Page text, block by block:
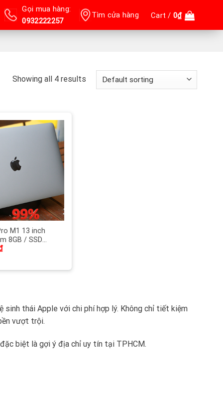
Gọi mua hàng:
0932222257
Tìm cửa hàng Cart /0₫
Showing all 4 results
M1 13 inch
8GB / SSD
Touch iD,
thái Apple với chi phí hợp lý. Không chỉ tiết kiệm
vượt trội.
biệt là gợi ý địa chỉ uy tín tại TPHCM.